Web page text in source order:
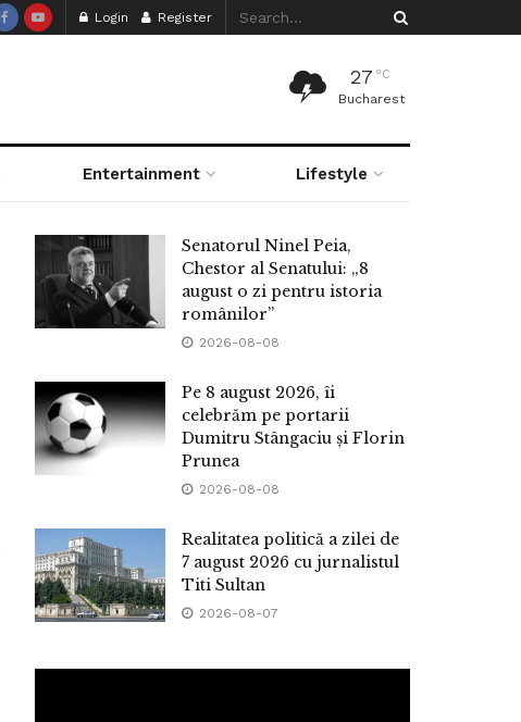
Login Register
27 °C
Bucharest
Entertainment Lifestyle
Senatorul Ninel Peia,
Chestor al Senatului: „8
august o zi pentru istoria
românilor”
2026-08-08
Pe 8 august 2026, îi
celebrăm pe portarii
Dumitru Stângaciu și Florin
Prunea
2026-08-08
Realitatea politică a zilei de
7 august 2026 cu jurnalistul
Titi Sultan
2026-08-07